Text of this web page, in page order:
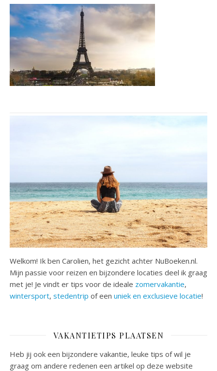
Welkom! Ik ben Carolien, het gezicht achter NuBoeken.nl.
Mijn passie voor reizen en bijzondere locaties deel ik graag
met je! Je vindt er tips voor de ideale zomervakantie,
wintersport, stedentrip of een uniek en exclusieve locatie!
VAKANTIETIPS PLAATSEN
Heb jij ook een bijzondere vakantie, leuke tips of wil je
graag om andere redenen een artikel op deze website